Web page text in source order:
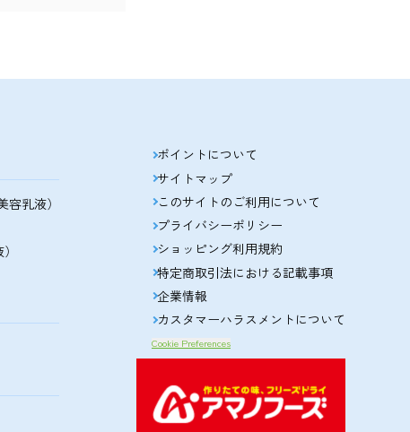
乳液）
ポイントについて
サイトマップ
このサイトのご利用について
プライバシーポリシー
ショッピング利用規約
特定商取引法における記載事項
企業情報
カスタマーハラスメントについて
Cookie Preferences